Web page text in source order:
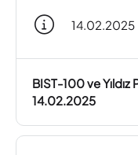
14.02.2025
BIST-100 ve
14.02.2025